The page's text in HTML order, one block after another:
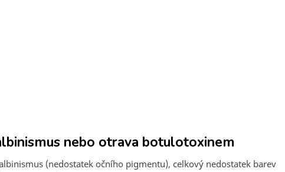
nebo otrava botulotoxinem
(nedostatek očního pigmentu), celkový nedostatek barev